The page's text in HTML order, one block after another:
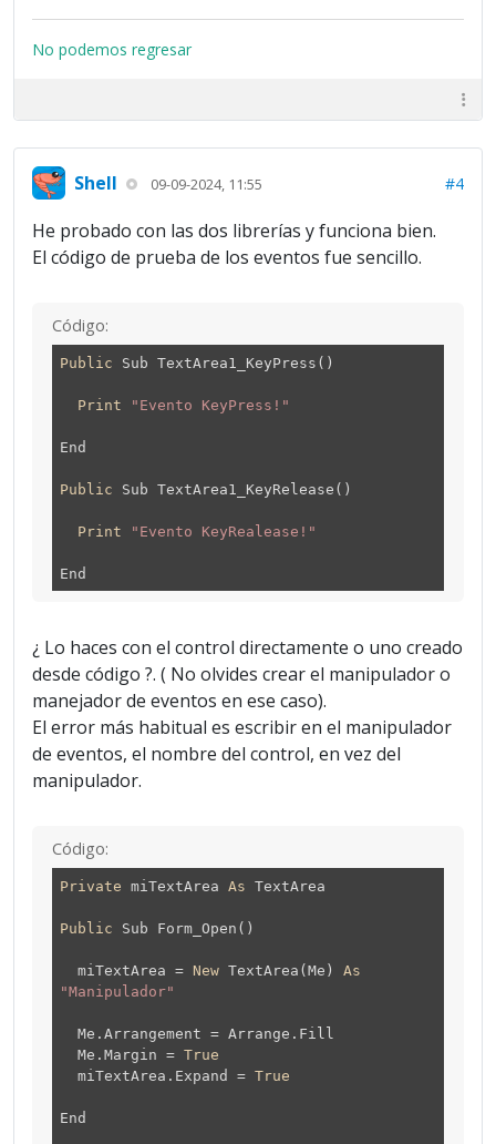
No podemos regresar
Shell 09-09-2024, 11:55 #4
He probado con las dos librerías y funciona bien.
El código de prueba de los eventos fue sencillo.
Código:
Public Sub TextArea1_KeyPress()
Print "Evento KeyPress!"
End
Public Sub TextArea1_KeyRelease()
Print "Evento KeyRealease!"
End
¿ Lo haces con el control directamente o uno creado
desde código ?. ( No olvides crear el manipulador o
manejador de eventos en ese caso).
El error más habitual es escribir en el manipulador
de eventos, el nombre del control, en vez del
manipulador.
Código:
Private miTextArea As TextArea
Public Sub Form_Open()
miTextArea = NewTextArea(Me) As
"Manipulador"
Me.Arrangement = Arrange.Fill
Me.Margin = True
miTextArea.Expand = True
End